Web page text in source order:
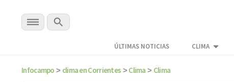
ÚLTIMAS NOTICIAS CLIMA
Infocampo > clima en Corrientes > Clima > Clima